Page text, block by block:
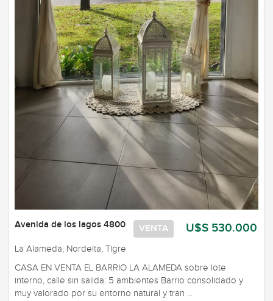
U$S 530.000
VENTA
Avenida de los lagos 4800
La Alameda, Nordelta, Tigre
CASA EN VENTA EL BARRIO LA ALAMEDA sobre lote
interno, calle sin salida: 5 ambientes Barrio consolidado y
muy valorado por su entorno natural y tran ...